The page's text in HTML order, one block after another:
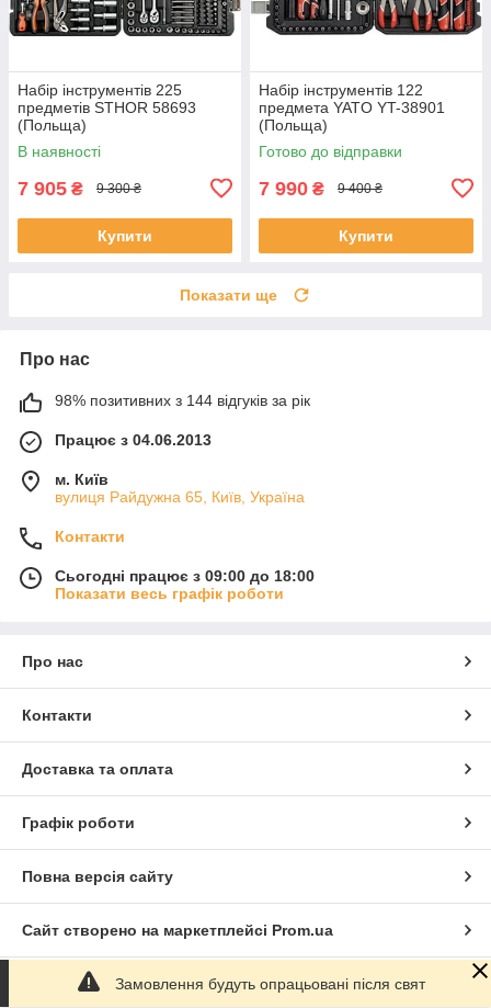
Набір інструментів 225
предметів STHOR 58693
(Польща)
В наявності
7 905 ₴ 9 300 ₴
Купити
Набір інструментів 122
предмета YATO YT-38901
(Польща)
Готово до відправки
7 990 ₴ 9 400 ₴
Купити
Показати ще
Про нас
98% позитивних з 144 відгуків за рік
Працює з 04.06.2013
м. Київ
вулиця Райдужна 65, Київ, Україна
Контакти
Сьогодні працює з 09:00 до 18:00
Показати весь графік роботи
Про нас
Контакти
Доставка та оплата
Графік роботи
Повна версія сайту
Сайт створено на маркетплейсі Prom.ua
Політика конфіденційності
Замовлення будуть опрацьовані після свят